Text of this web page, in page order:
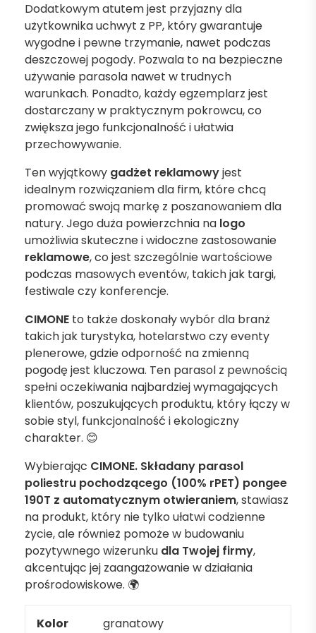
Dodatkowym atutem jest przyjazny dla
użytkownika uchwyt z PP, który gwarantuje
wygodne i pewne trzymanie, nawet podczas
deszczowej pogody. Pozwala to na bezpieczne
używanie parasola nawet w trudnych
warunkach. Ponadto, każdy egzemplarz jest
dostarczany w praktycznym pokrowcu, co
zwiększa jego funkcjonalność i ułatwia
przechowywanie.
Ten wyjątkowy gadżet reklamowyjest
idealnym rozwiązaniem dla firm, które chcą
promować swoją markę z poszanowaniem dla
natury. Jego duża powierzchnia na logo
umożliwia skuteczne i widoczne zastosowanie
reklamowe, co jest szczególnie wartościowe
podczas masowych eventów, takich jak targi,
festiwale czy konferencje.
CIMONE to także doskonały wybór dla branż
takich jak turystyka, hotelarstwo czy eventy
plenerowe, gdzie odporność na zmienną
pogodę jest kluczowa. Ten parasol z pewnością
spełni oczekiwania najbardziej wymagających
klientów, poszukujących produktu, który łączy w
sobie styl, funkcjonalność i ekologiczny
charakter. 😊
Wybierając CIMONE. Składany parasol
poliestru pochodzącego (100% rPET) pongee
190T z automatycznym otwieraniem, stawiasz
na produkt, który nie tylko ułatwi codzienne
życie, ale również pomoże w budowaniu
pozytywnego wizerunku dla Twojej firmy,
akcentując jej zaangażowanie w działania
prośrodowiskowe. 🌍
Kolor granatowy